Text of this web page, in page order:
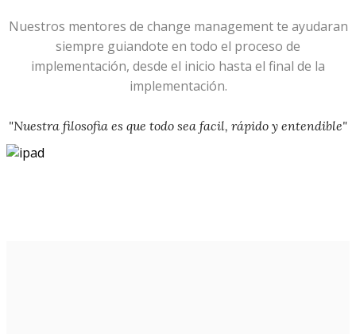
Nuestros mentores de change management te ayudaran
siempre guiandote en todo el proceso de
implementación, desde el inicio hasta el final de la
implementación.
"Nuestra filosofia es que todo sea facil, rápido y entendible"